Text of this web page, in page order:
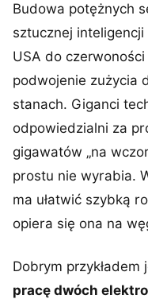
Budowa potężnych
sztucznej
USA do
podwojenie zużycia
stanach. Giganci
odpowiedzialni za
gigawatów „na
prostu nie wyrabia.
ma ułatwić szybką
opiera się ona na
Dobrym przykładem
pracę dwóch